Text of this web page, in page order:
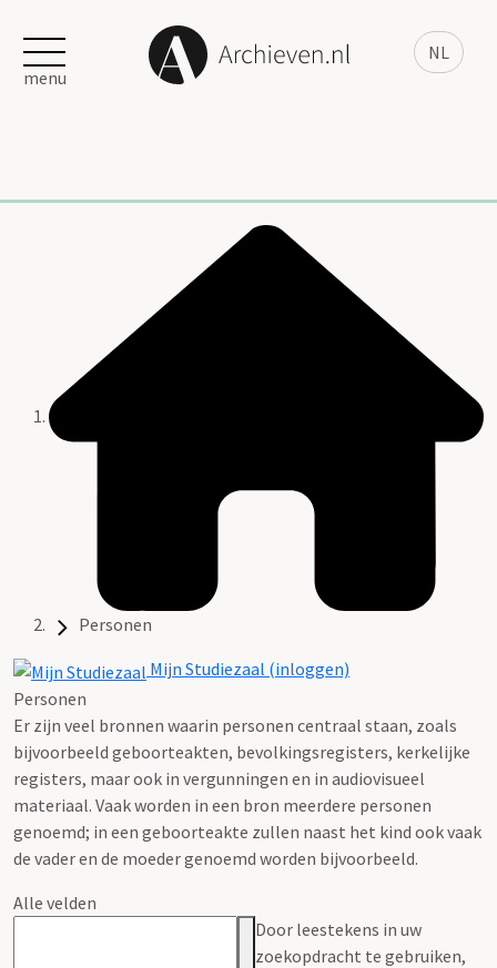
NL
menu
Personen
Mijn Studiezaal (inloggen)
Personen
Er zijn veel bronnen waarin personen centraal staan, zoals
bijvoorbeeld geboorteakten, bevolkingsregisters, kerkelijke
registers, maar ook in vergunningen en in audiovisueel
materiaal. Vaak worden in een bron meerdere personen
genoemd; in een geboorteakte zullen naast het kind ook vaak
de vader en de moeder genoemd worden bijvoorbeeld.
Alle velden
Door leestekens in uw
zoekopdracht te gebruiken,